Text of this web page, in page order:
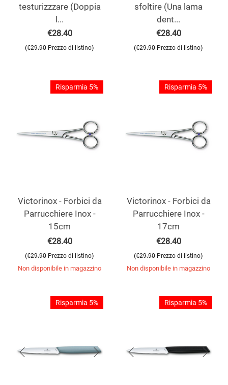
testurizzzare (Doppia
l...
€28.40
(€29.90 Prezzo di listino)
sfoltire (Una lama
dent...
€28.40
(€29.90 Prezzo di listino)
Risparmia 5%
Victorinox - Forbici da
Parrucchiere Inox -
15cm
€28.40
(€29.90 Prezzo di listino)
Non disponibile in magazzino
Risparmia 5%
Victorinox - Forbici da
Parrucchiere Inox -
17cm
€28.40
(€29.90 Prezzo di listino)
Non disponibile in magazzino
Risparmia 5% Risparmia 5%